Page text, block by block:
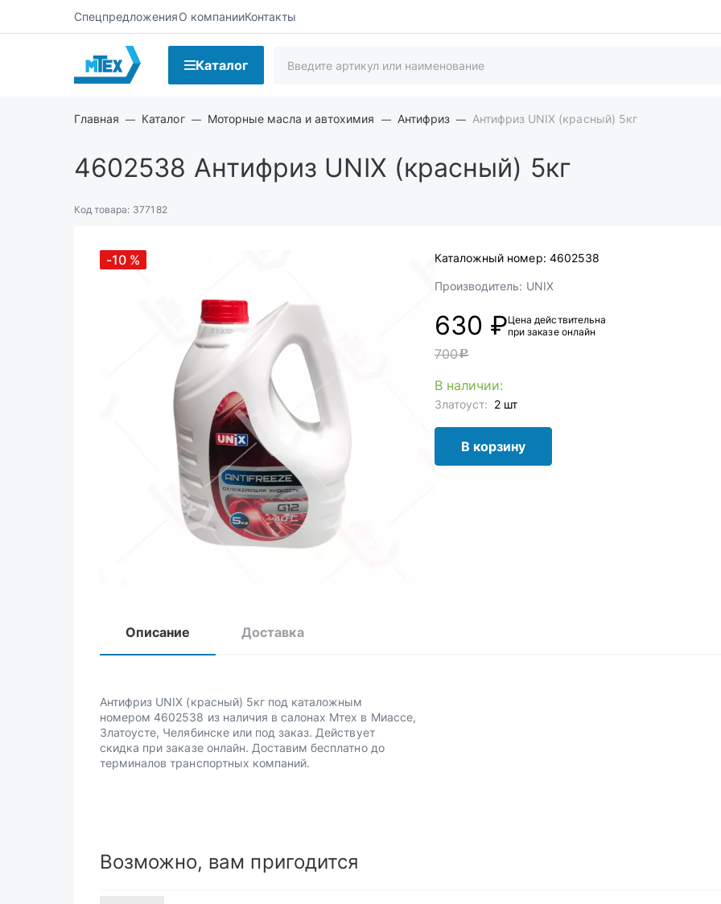
СпецпредложенияО компанииКонтакты
Каталог
Главная Каталог Моторные масла и автохимия Антифриз Антифриз UNIX (красный) 5кг
4602538 Антифриз UNIX (красный) 5кг
Код товара: 377182
-10 % Каталожный номер: 4602538
Производитель: UNIX
630 ₽Цена действительна
при заказе онлайн
700c
В наличии:
Златоуст: 2 шт
В корзину
Описание Доставка
Антифриз UNIX (красный) 5кг под каталожным
номером 4602538 из наличия в салонах Мтех в Миассе,
Златоусте, Челябинске или под заказ. Действует
скидка при заказе онлайн. Доставим бесплатно до
терминалов транспортных компаний.
Возможно, вам пригодится